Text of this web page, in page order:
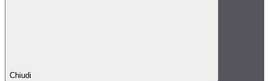
Chiudi